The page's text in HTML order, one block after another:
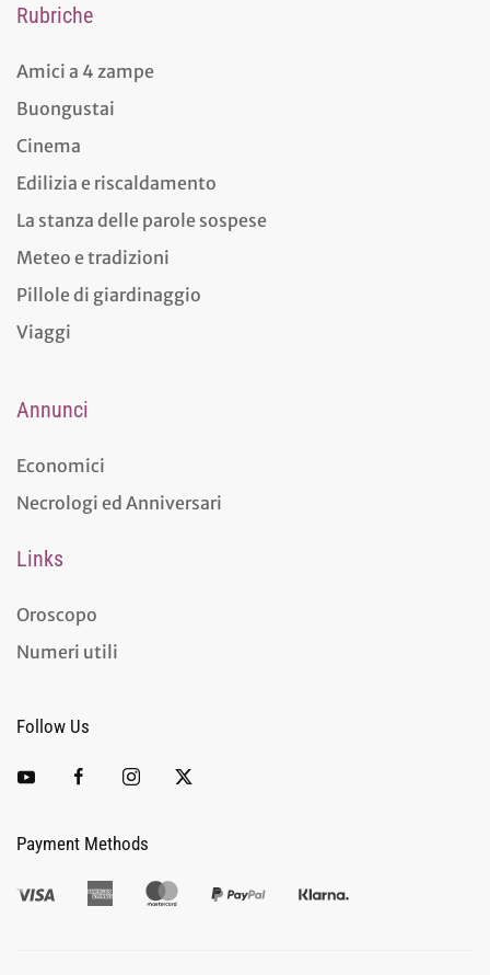
Rubriche
Amici a 4 zampe
Buongustai
Cinema
Edilizia e riscaldamento
La stanza delle parole sospese
Meteo e tradizioni
Pillole di giardinaggio
Viaggi
Annunci
Economici
Necrologi ed Anniversari
Links
Oroscopo
Numeri utili
Follow Us
Payment Methods